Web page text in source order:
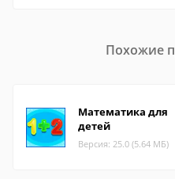
Похожие
Математика для
детей
Версия: 25.0 (5.64 МБ)